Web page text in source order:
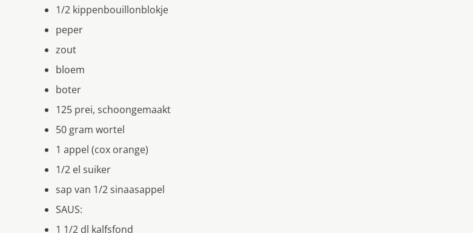
1/2 kippenbouillonblokje
peper
zout
bloem
boter
125 prei, schoongemaakt
50 gram wortel
1 appel (cox orange)
1/2 el suiker
sap van 1/2 sinaasappel
SAUS:
1 1/2 dl kalfsfond